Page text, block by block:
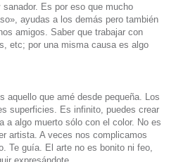
Es por eso que mucho
ayudas a los demás pero también
amigos. Saber que trabajar con
etc; por una misma causa es algo
aquello que amé desde pequeña. Los
superficies. Es infinito, puedes crear
a algo muerto sólo con el color. No es
artista. A veces nos complicamos
Te guía. El arte no es bonito ni feo,